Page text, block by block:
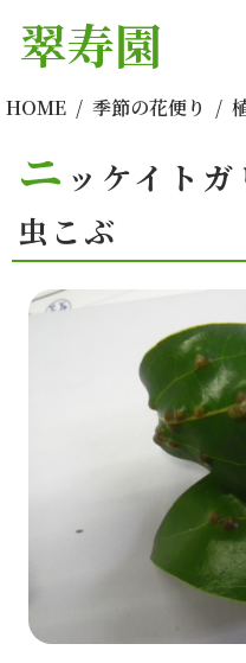
翠寿園
HOME 季節の花便り
ニ ッケイト
虫こぶ